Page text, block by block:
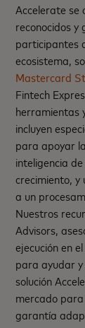
Accelerate se
reconocidos
participantes
ecosistema,
Mastercard
Fintech
herramientas
incluyen
para apoyar
inteligencia
crecimiento,
a un
Nuestros
Advisors,
ejecución en
para ayudar
solución
mercado
garantía